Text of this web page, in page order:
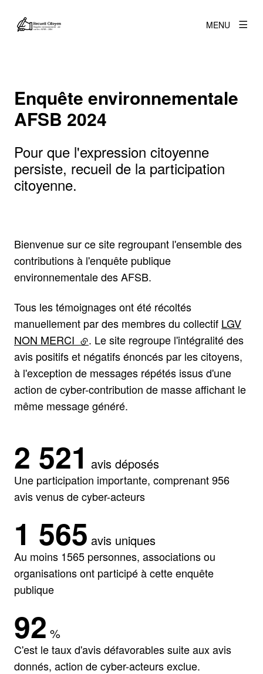
MENU
Enquête environnementale
AFSB 2024
Pour que l'expression citoyenne
persiste, recueil de la participation
citoyenne.
Bienvenue sur ce site regroupant l'ensemble des
contributions à l'enquête publique
environnementale des AFSB.
Tous les témoignages ont été récoltés
manuellement par des membres du collectif LGV
NON MERCI (lien externe)
. Le site regroupe l'intégralité des
avis positifs et négatifs énoncés par les citoyens,
à l'exception de messages répétés issus d'une
action de cyber-contribution de masse affichant le
même message généré.
2 521 avis déposés
Une participation importante, comprenant 956
avis venus de cyber-acteurs
1 565 avis uniques
Au moins 1565 personnes, associations ou
organisations ont participé à cette enquête
publique
92 %
C'est le taux d'avis défavorables suite aux avis
donnés, action de cyber-acteurs exclue.